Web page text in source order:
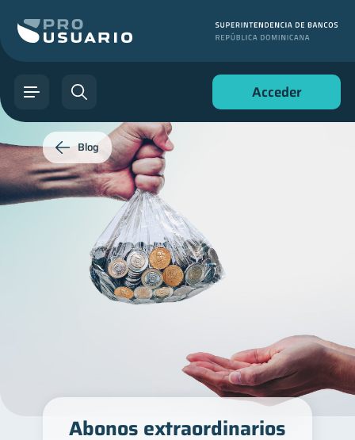
Acceder
Abonos extraordinarios
Blog